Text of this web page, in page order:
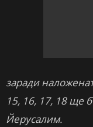
заради
15, 16, 17, 18 ще
Йерусалим.